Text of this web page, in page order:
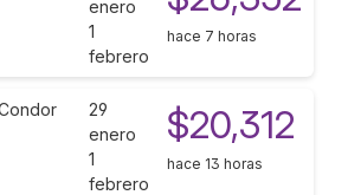
enero
1
febrero
hace 7 horas
29
enero
1
febrero
$20,312
hace 13 horas